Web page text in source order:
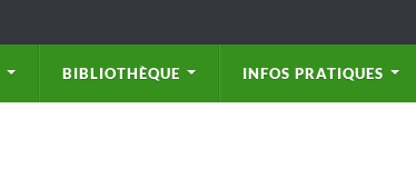
BIBLIOTHÈQUE INFOS PRATIQUES